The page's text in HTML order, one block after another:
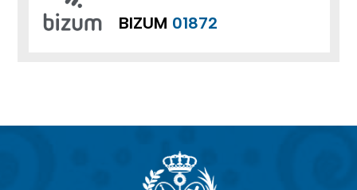
BIZUM 01872